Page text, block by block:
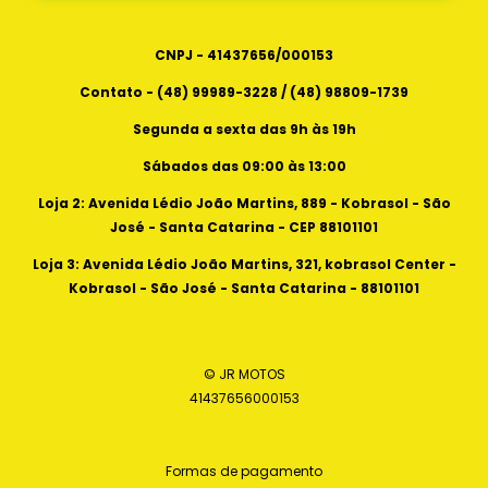
CNPJ - 41437656/000153
Contato - (48) 99989-3228 / (48) 98809-1739
Segunda a sexta das 9h às 19h
Sábados das 09:00 às 13:00
Loja 2: Avenida Lédio João Martins, 889 - Kobrasol - São
José - Santa Catarina - CEP 88101101
Loja 3: Avenida Lédio João Martins, 321, kobrasol Center -
Kobrasol - São José - Santa Catarina - 88101101
© JR MOTOS
41437656000153
Formas de pagamento